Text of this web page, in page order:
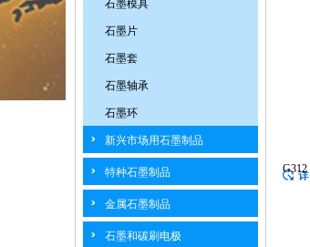
石墨模具
石墨片
石墨套
石墨轴承
石墨环
新兴市场用石墨制品
特种石墨制品
金属石墨制品
石墨和碳刷电极
G312